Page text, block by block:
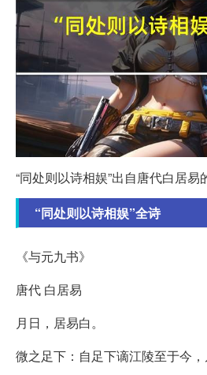
“同处则以诗相娱”出自唐代白居易
“同处则以诗相娱”全诗
《与元九书》
唐代 白居易
月日，居易白。
微之足下：自足下谪江陵至于今，